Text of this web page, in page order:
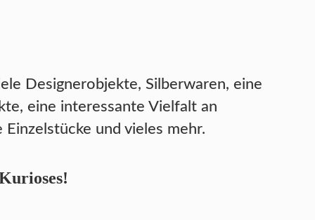
Designerobjekte, Silberwaren, eine
eine interessante Vielfalt an
und vieles mehr.